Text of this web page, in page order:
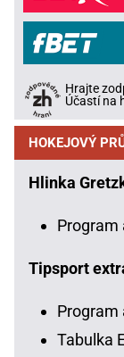
Hrajte
Účastí na
HOKEJOVÝ
Hlinka
Program
Tipsport
Program
Tabulka